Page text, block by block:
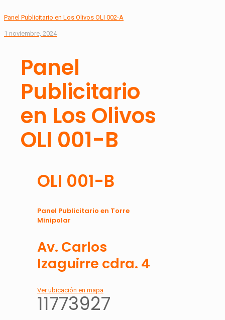
Panel Publicitario en Los Olivos OLI 002-A
1 noviembre, 2024
Panel
Publicitario
en Los Olivos
OLI 001-B
OLI 001-B
Panel Publicitario en Torre
Minipolar
Av. Carlos
Izaguirre cdra. 4
Ver ubicación en mapa
11773927